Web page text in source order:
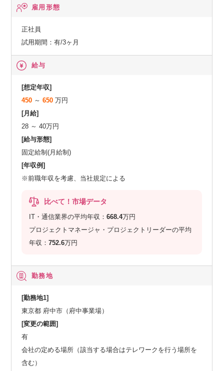
雇用形態
正社員
試用期間：有/3ヶ月
給与
[想定年収]
450 ～650 万円
[月給]
28 ～ 40万円
[給与形態]
固定給制(月給制)
[年収例]
※前職年収を考慮、当社規定による
比べて！市場データ
IT・通信業界の平均年収：668.4万円
プロジェクトマネージャ・プロジェクトリーダーの平均
年収：752.6万円
勤務地
[勤務地1]
東京都 府中市（府中事業場）
[変更の範囲]
有
会社の定める場所（該当する場合はテレワークを行う場所を
含む）